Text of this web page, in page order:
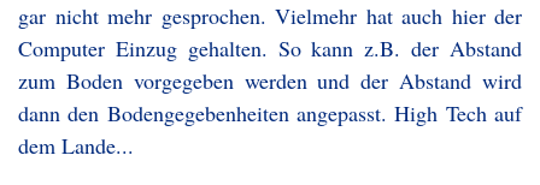
gar nicht mehr gesprochen. Vielmehr hat auch hier der
Computer Einzug gehalten. So kann z.B. der Abstand
zum Boden vorgegeben werden und der Abstand wird
dann den Bodengegebenheiten angepasst. High Tech auf
dem Lande...